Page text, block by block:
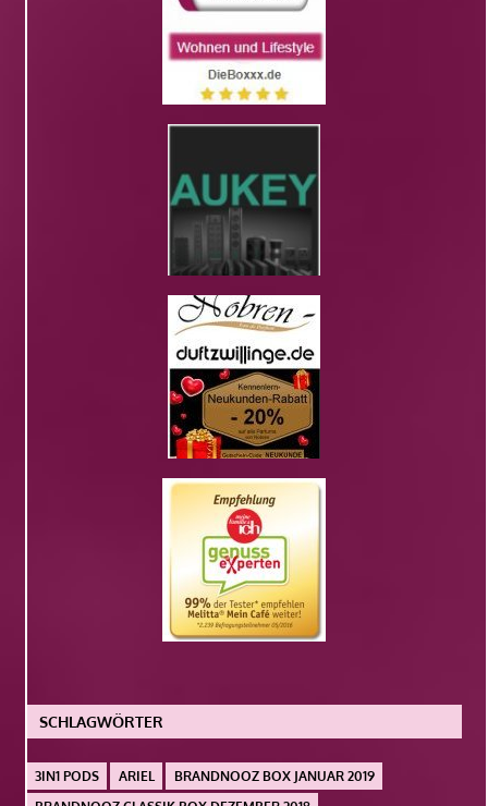
SCHLAGWÖRTER
3IN1 PODS ARIEL
BRANDNOOZ BOX JANUAR 2019